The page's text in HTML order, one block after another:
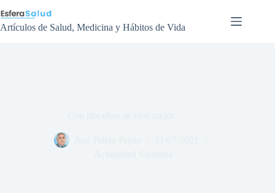
al
contenido
Artículos de Salud, Medicina y Hábitos de Vida